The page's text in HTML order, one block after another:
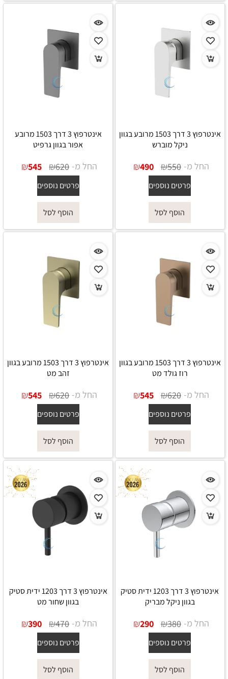
אינטרפוץ 3 דרך 1503 מרובע בגוון
ניקל מוברש
החל מ- ₪550
₪490
פרטים נוספים
הוסף לסל
אינטרפוץ 3 דרך 1503 מרובע
אפור בגוון גרפיט
החל מ- ₪620
₪545
פרטים נוספים
הוסף לסל
אינטרפוץ 3 דרך 1503 מרובע בגוון
רוז גולד מט
החל מ- ₪620
₪545
פרטים נוספים
הוסף לסל
אינטרפוץ 3 דרך 1503 מרובע בגוון
זהב מט
החל מ- ₪620
₪545
פרטים נוספים
הוסף לסל
אינטרפוץ 3 דרך 1203 ידית סטיק
בגוון ניקל מבריק
החל מ- ₪380
₪290
פרטים נוספים
הוסף לסל
אינטרפוץ 3 דרך 1203 ידית סטיק
בגוון שחור מט
החל מ- ₪470
₪390
פרטים נוספים
הוסף לסל